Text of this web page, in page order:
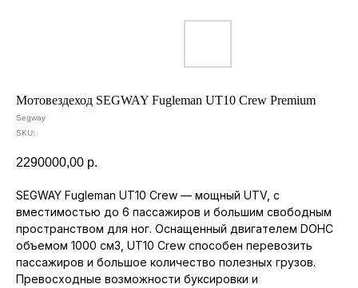
Мотовездеход SEGWAY Fugleman UT10 Crew Premium
Segway
SKU:
2290000,00 р.
SEGWAY Fugleman UT10 Crew — мощный UTV, с
вместимостью до 6 пассажиров и большим свободным
пространством для ног. Оснащенный двигателем DOHC
объемом 1000 см3, UT10 Crew способен перевозить
пассажиров и большое количество полезных грузов.
Превосходные возможности буксировки и